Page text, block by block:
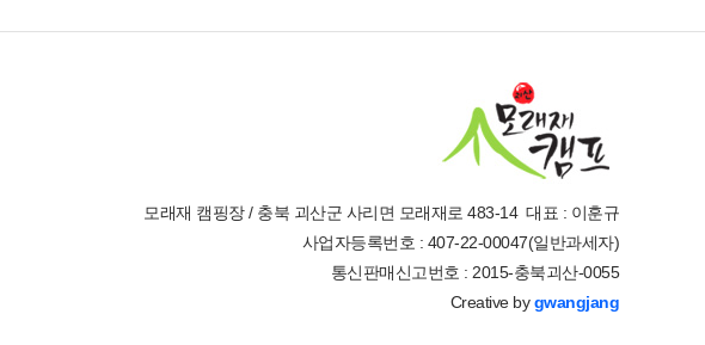
모래재 캠핑장 / 충북 괴산군 사리면 모래재로 483-14 대표 : 이훈규
사업자등록번호 : 407-22-00047(일반과세자)
통신판매신고번호 : 2015-충북괴산-0055
Creative bygwangjang